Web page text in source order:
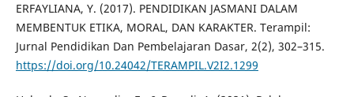
ERFAYLIANA, Y. (2017). PENDIDIKAN JASMANI DALAM
MEMBENTUK ETIKA, MORAL, DAN KARAKTER. Terampil:
Jurnal Pendidikan Dan Pembelajaran Dasar, 2(2), 302–315.
https://doi.org/10.24042/TERAMPIL.V2I2.1299